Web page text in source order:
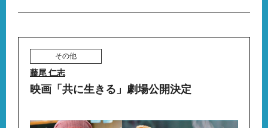
その他
藤尾 仁志
映画「共に生きる」劇場公開決定